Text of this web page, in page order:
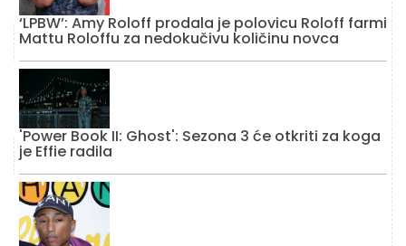
‘LPBW’: Amy Roloff prodala je polovicu Roloff farmi
Mattu Roloffu za nedokučivu količinu novca
'Power Book II: Ghost': Sezona 3 će otkriti za koga
je Effie radila